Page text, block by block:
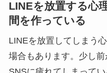
LINEを放置する心
間を作っている
LINEを放置してしまう
場合もあります。少し前